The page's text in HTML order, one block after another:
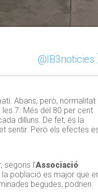
@IB3noticies
Abans, però, normalitat
les 7. Més del 80 per cent
dilluns. De fet, és la
sentir. Però els efectes
l’Associació
població es major que
begudes, podrien